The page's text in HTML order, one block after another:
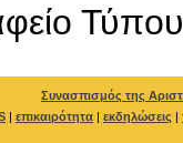
Τύπου
Συνασπισμός της
| επικαιρότητα | εκδηλώσεις |